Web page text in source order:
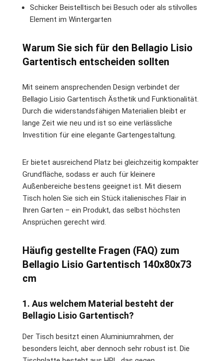
Schicker Beistelltisch bei Besuch oder als stilvolles
Element im Wintergarten
Warum Sie sich für den Bellagio Lisio
Gartentisch entscheiden sollten
Mit seinem ansprechenden Design verbindet der
Bellagio Lisio Gartentisch Ästhetik und Funktionalität.
Durch die widerstandsfähigen Materialien bleibt er
lange Zeit wie neu und ist so eine verlässliche
Investition für eine elegante Gartengestaltung.
Er bietet ausreichend Platz bei gleichzeitig kompakter
Grundfläche, sodass er auch für kleinere
Außenbereiche bestens geeignet ist. Mit diesem
Tisch holen Sie sich ein Stück italienisches Flair in
Ihren Garten – ein Produkt, das selbst höchsten
Ansprüchen gerecht wird.
Häufig gestellte Fragen (FAQ) zum
Bellagio Lisio Gartentisch 140x80x73
cm
1. Aus welchem Material besteht der
Bellagio Lisio Gartentisch?
Der Tisch besitzt einen Aluminiumrahmen, der
besonders leicht, aber dennoch sehr robust ist. Die